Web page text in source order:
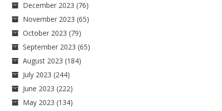
December 2023 (76)
November 2023 (65)
October 2023 (79)
September 2023 (65)
August 2023 (184)
July 2023 (244)
June 2023 (222)
May 2023 (134)